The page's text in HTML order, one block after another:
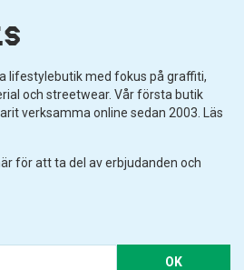
lifestylebutik med fokus på graffiti,
och streetwear. Vår första butik
verksamma online sedan 2003. Läs
för att ta del av erbjudanden och
OK